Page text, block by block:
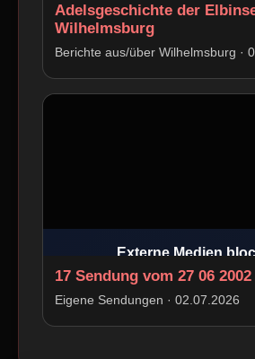
Beim Laden können
Daten an den Drittanbieter
Adelsgeschichte der
Wilhelmsburg
Berichte aus/über Wilhelmsburg ·
Externe Medien
Beim Laden können
Daten an den Drittanbieter
werden.
17 Sendung vom 27 06 2002
Eigene Sendungen · 02.07.2026